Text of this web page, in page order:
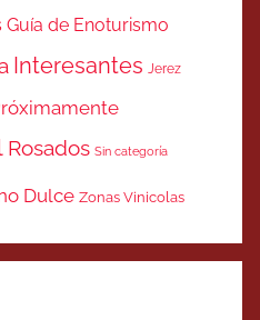
Guía de Enoturismo
Interesantes Jerez
Rosados Sin categoría
Dulce Zonas Vinicolas